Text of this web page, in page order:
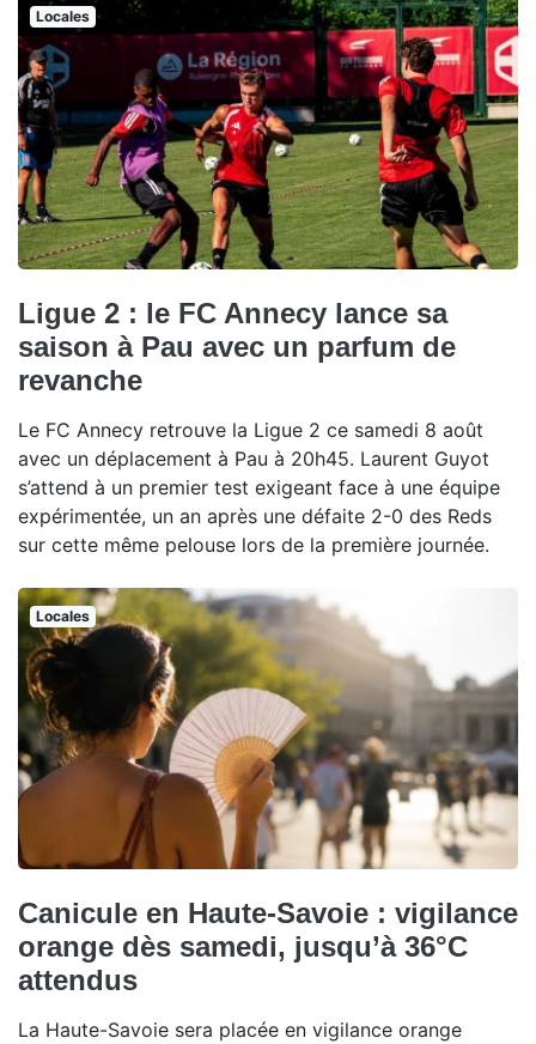
Locales
Ligue 2 : le FC Annecy lance sa
saison à Pau avec un parfum de
revanche
Le FC Annecy retrouve la Ligue 2 ce samedi 8 août
avec un déplacement à Pau à 20h45. Laurent Guyot
s’attend à un premier test exigeant face à une équipe
expérimentée, un an après une défaite 2-0 des Reds
sur cette même pelouse lors de la première journée.
Locales
Canicule en Haute-Savoie : vigilance
orange dès samedi, jusqu’à 36°C
attendus
La Haute-Savoie sera placée en vigilance orange